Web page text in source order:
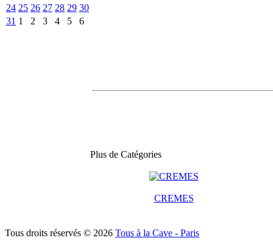
24 25 26 27 28 29 30
31 1 2 3 4 5 6
Plus de Catégories
CREMES
Tous droits réservés © 2026 Tous à la Cave - Paris